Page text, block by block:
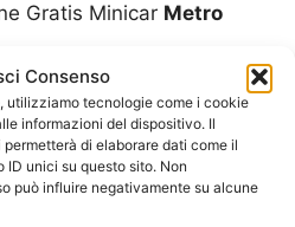
Consenso
utilizziamo tecnologie come i cookie
informazioni del dispositivo. Il
di elaborare dati come il
unici su questo sito. Non
può influire negativamente su alcune
Gratis Minicar Metro
GratuitaMetro
Gratuita MinicarMetro
MinicarMetro